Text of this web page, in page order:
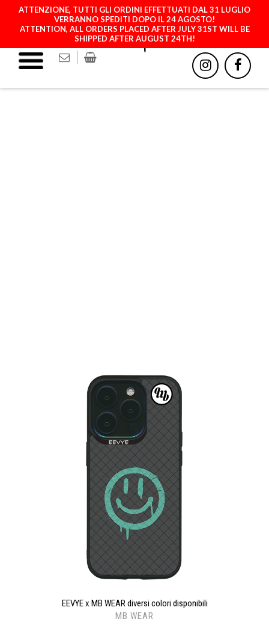
ATTENZIONE, TUTTI GLI ORDINI EFFETTUATI DAL 31 LUGLIO
VERRANNO SPEDITI DOPO IL 24 AGOSTO!
ATTENTION, ALL ORDERS PLACED AFTER JULY 31ST WILL BE
SHIPPED AFTER AUGUST 24TH!
EEVYE x MB WEAR diversi colori disponibili
MB WEAR